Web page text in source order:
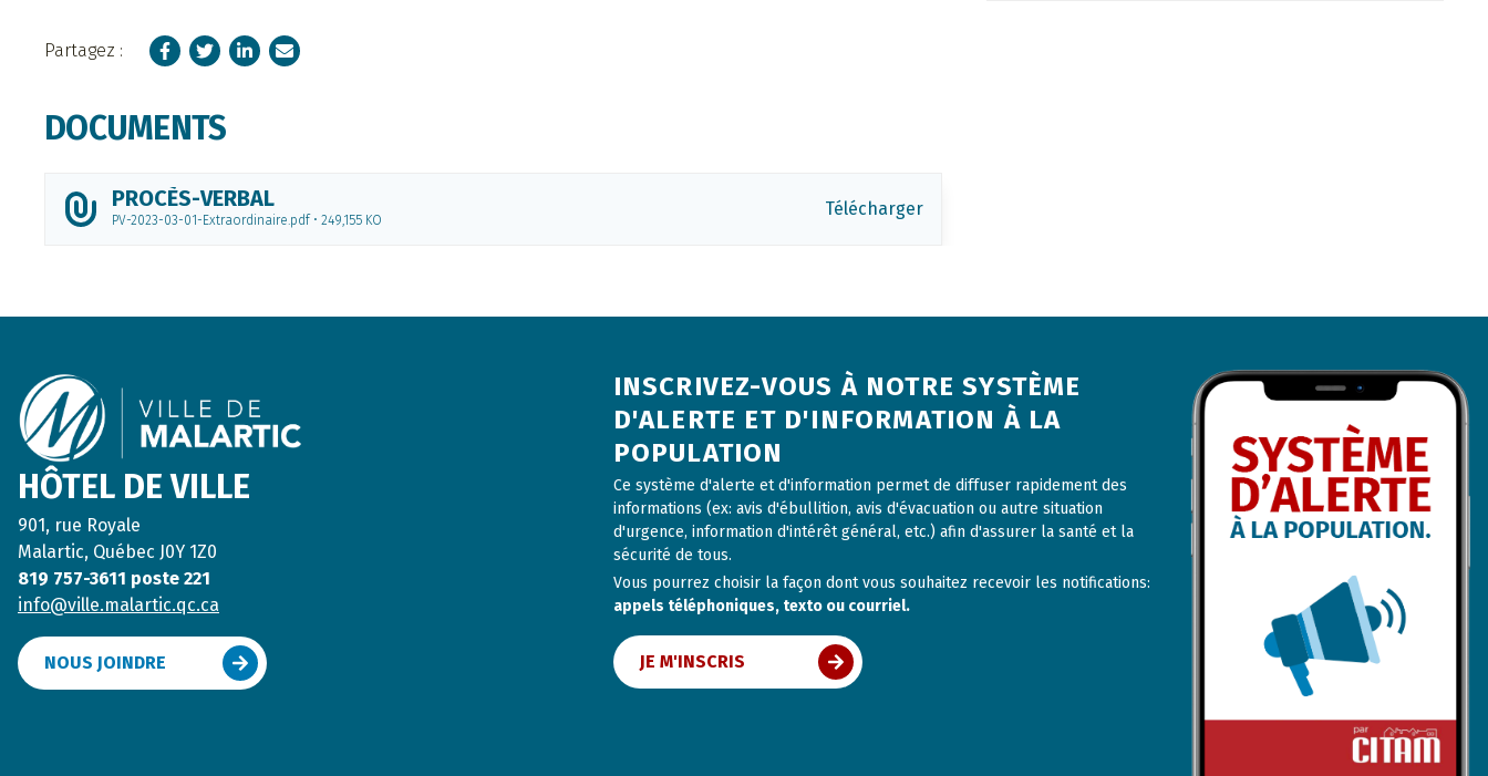
Partagez : Facebook
TwitterLinkedIn
Courriel
DOCUMENTS
PROCÈS-VERBAL
PV-2023-03-01-Extraordinaire.pdf • 249,155 KO
Télécharger
HÔTEL DE VILLE
901, rue Royale
Malartic, Québec J0Y 1Z0
819 757-3611 poste 221
info@ville.malartic.qc.ca
NOUS JOINDRE
INSCRIVEZ-VOUS À NOTRE SYSTÈME
D'ALERTE ET D'INFORMATION À LA
POPULATION
Ce système d'alerte et d'information permet de diffuser rapidement des
informations (ex: avis d'ébullition, avis d'évacuation ou autre situation
d'urgence, information d'intérêt général, etc.) afin d'assurer la santé et la
sécurité de tous.
Vous pourrez choisir la façon dont vous souhaitez recevoir les notifications:
appels téléphoniques, texto ou courriel.
JE M'INSCRIS